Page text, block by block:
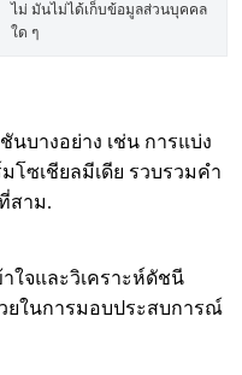
ไม่ มันไม่ได้เก็บข้อมูลส่วนบุคคล
ใด ๆ
บางอย่าง เช่น การแบ่ง
โซเชียลมีเดีย รวบรวมคำ
สาม.
ใจและวิเคราะห์ดัชนี
ยในการมอบประสบการณ์